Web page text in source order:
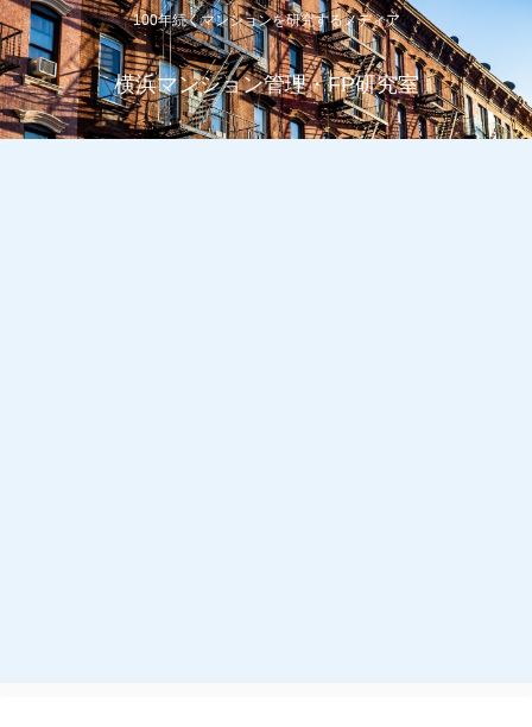
100年続くマンションを研究するメディア
横浜マンション管理・FP研究室